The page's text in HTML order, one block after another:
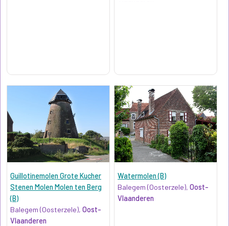
Guillotinemolen Grote Kucher
Stenen Molen Molen ten Berg
(B)
Balegem (Oosterzele), Oost-
Vlaanderen
Watermolen (B)
Balegem (Oosterzele),Oost-
Vlaanderen